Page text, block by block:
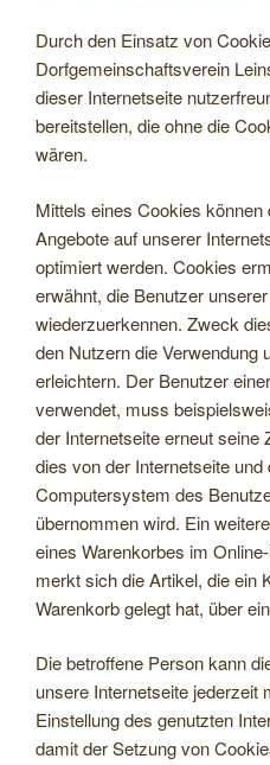
Durch den Einsatz von
Dorfgemeinschaftsverein
dieser Internetseite
bereitstellen, die ohne die
wären.
Mittels eines Cookies können
Angebote auf unserer
optimiert werden. Cookies
erwähnt, die Benutzer
wiederzuerkennen. Zweck
den Nutzern die Verwendung
erleichtern. Der Benutzer
verwendet, muss
der Internetseite erneut seine
dies von der Internetseite und
Computersystem des
übernommen wird. Ein
eines Warenkorbes im
merkt sich die Artikel, die ein
Warenkorb gelegt hat, über
Die betroffene Person kann
unsere Internetseite jederzeit
Einstellung des genutzten
damit der Setzung von